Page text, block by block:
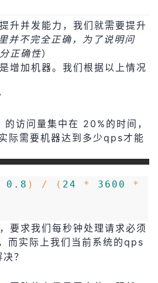
升并发能力，我们就需要提升
并不完全正确，为了说明问
正确性）
增加机器。我们根据以上情况
访问量集中在 20%的时间，
需要机器达到多少qps才能
0.8 ) / ( 24 * 3600
*
要求我们每秒钟处理请求必须
而实际上我们当前系统的qps
？